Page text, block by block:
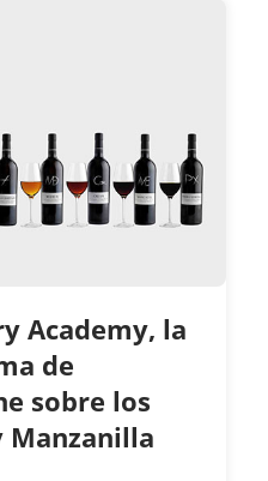
Academy, la
de
sobre los
Manzanilla